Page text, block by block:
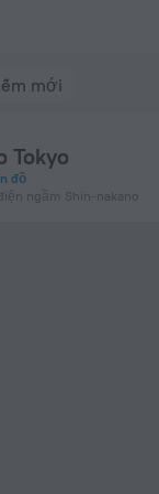
mới
Tokyo
đồ
ngầm Shin-nakano
– Đặt ngay trên